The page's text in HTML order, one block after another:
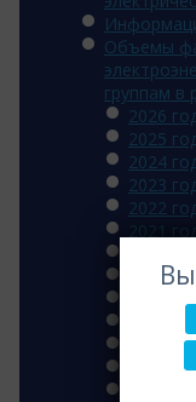
Объемы
группам в
2026
2025
2024
2023
2022
2021 год
2019
2018
2017
2016
2015